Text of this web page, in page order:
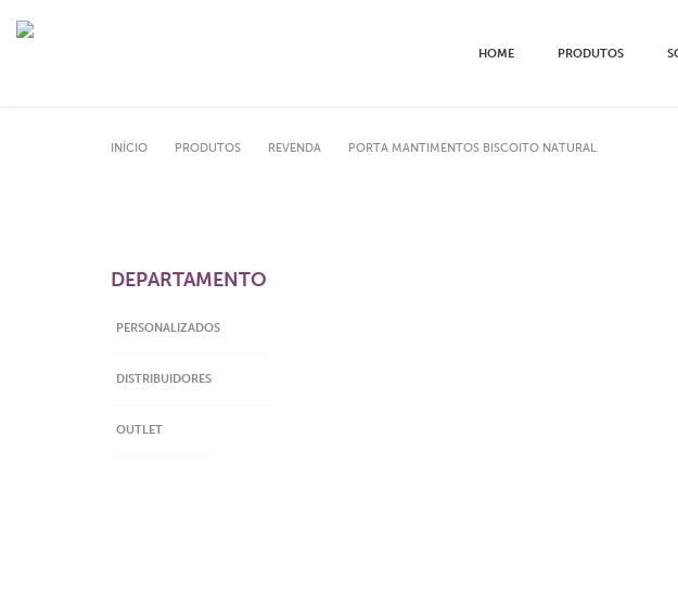
HOME PRODUTOS
INÍCIO PRODUTOS REVENDA PORTA MANTIMENTOS BISCOITO NATURAL
DEPARTAMENTO
PERSONALIZADOS
DISTRIBUIDORES
OUTLET